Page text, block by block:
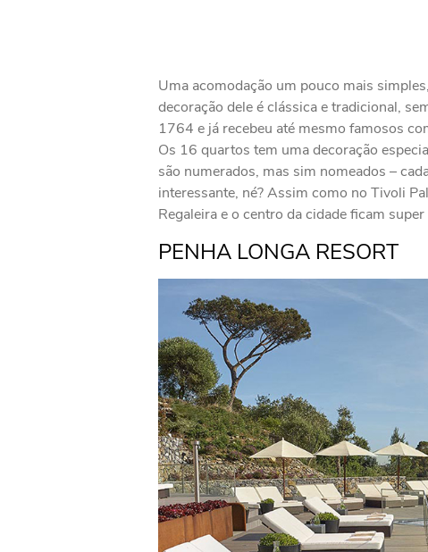
Uma acomodação um pouco mais
decoração dele é clássica e tradicional,
1764 e já recebeu até mesmo famosos
Os 16 quartos tem uma decoração
são numerados, mas sim nomeados –
interessante, né? Assim como no Tivoli
Regaleira e o centro da cidade ficam
PENHA LONGA RESORT